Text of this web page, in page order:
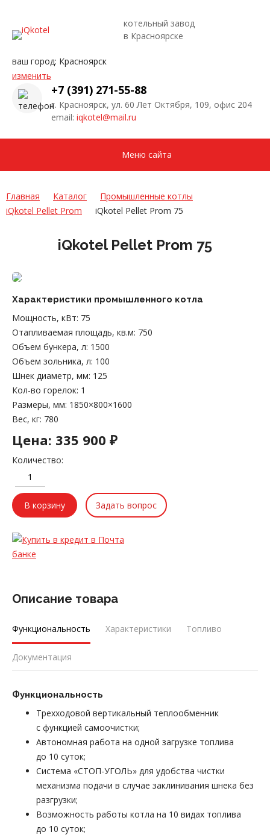
котельный завод
в Красноярске
ваш город: Красноярск
изменить
+7 (391) 271-55-88
г. Красноярск, ул. 60 Лет Октября, 109, офис 204
email: iqkotel@mail.ru
Меню сайта
Главная Каталог
Промышленные котлы
iQkotel Pellet Prom
iQkotel Pellet Prom 75
iQkotel Pellet Prom 75
Характеристики промышленного котла
Мощность, кВт: 75
Отапливаемая площадь, кв.м: 750
Объем бункера, л: 1500
Объем зольника, л: 100
Шнек диаметр, мм: 125
Кол-во горелок: 1
Размеры, мм: 1850×800×1600
Вес, кг: 780
Цена: 335 900 ₽
Количество:
Задать вопрос
Описание товара
Функциональность Характеристики Топливо
Документация
Функциональность
Трехходовой вертикальный теплообменник
с функцией самоочистки;
Автономная работа на одной загрузке топлива
до 10 суток;
Система «СТОП-УГОЛЬ» для удобства чистки
механизма подачи в случае заклинивания шнека без
разгрузки;
Возможность работы котла на 10 видах топлива
до 10 суток;